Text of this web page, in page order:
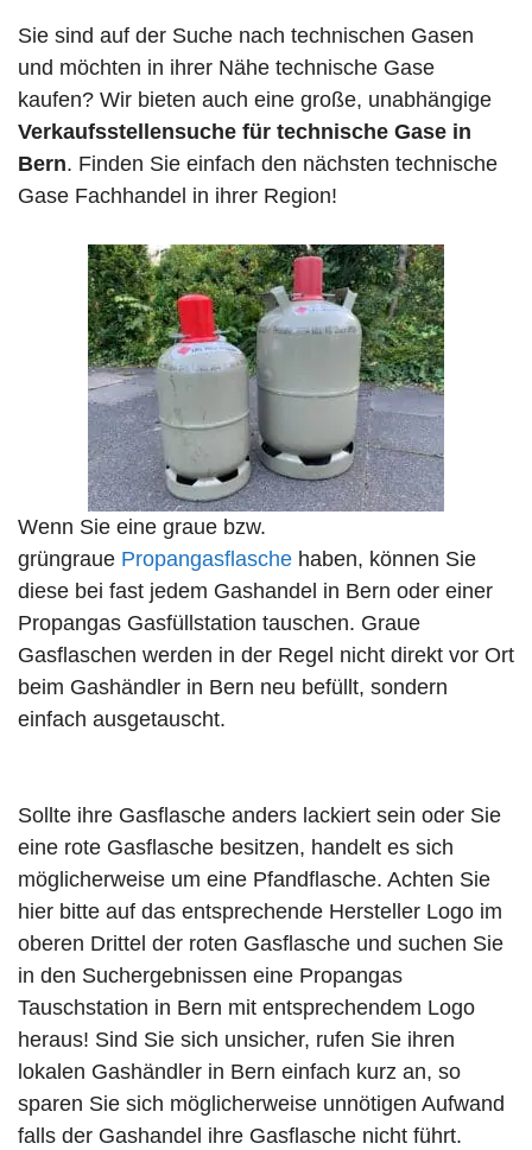
Sie sind auf der Suche nach technischen Gasen
und möchten in ihrer Nähe technische Gase
kaufen? Wir bieten auch eine große, unabhängige
Verkaufsstellensuche für technische Gase in
Bern. Finden Sie einfach den nächsten technische
Gase Fachhandel in ihrer Region!
Wenn Sie eine graue bzw.
grüngraue Propangasflasche haben, können Sie
diese bei fast jedem Gashandel in Bern oder einer
Propangas Gasfüllstation tauschen. Graue
Gasflaschen werden in der Regel nicht direkt vor Ort
beim Gashändler in Bern neu befüllt, sondern
einfach ausgetauscht.
Sollte ihre Gasflasche anders lackiert sein oder Sie
eine rote Gasflasche besitzen, handelt es sich
möglicherweise um eine Pfandflasche. Achten Sie
hier bitte auf das entsprechende Hersteller Logo im
oberen Drittel der roten Gasflasche und suchen Sie
in den Suchergebnissen eine Propangas
Tauschstation in Bern mit entsprechendem Logo
heraus! Sind Sie sich unsicher, rufen Sie ihren
lokalen Gashändler in Bern einfach kurz an, so
sparen Sie sich möglicherweise unnötigen Aufwand
falls der Gashandel ihre Gasflasche nicht führt.